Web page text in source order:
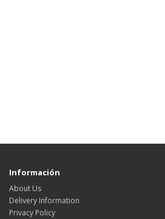
Información
About Us
Delivery Information
Privacy Policy